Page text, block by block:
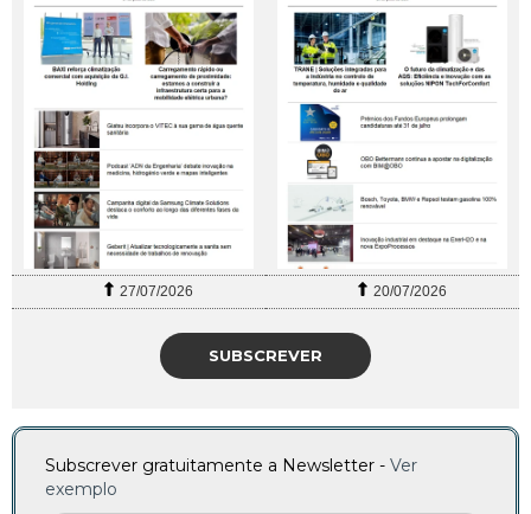
27/07/2026 20/07/2026
SUBSCREVER
Subscrever gratuitamente a Newsletter - Ver
exemplo